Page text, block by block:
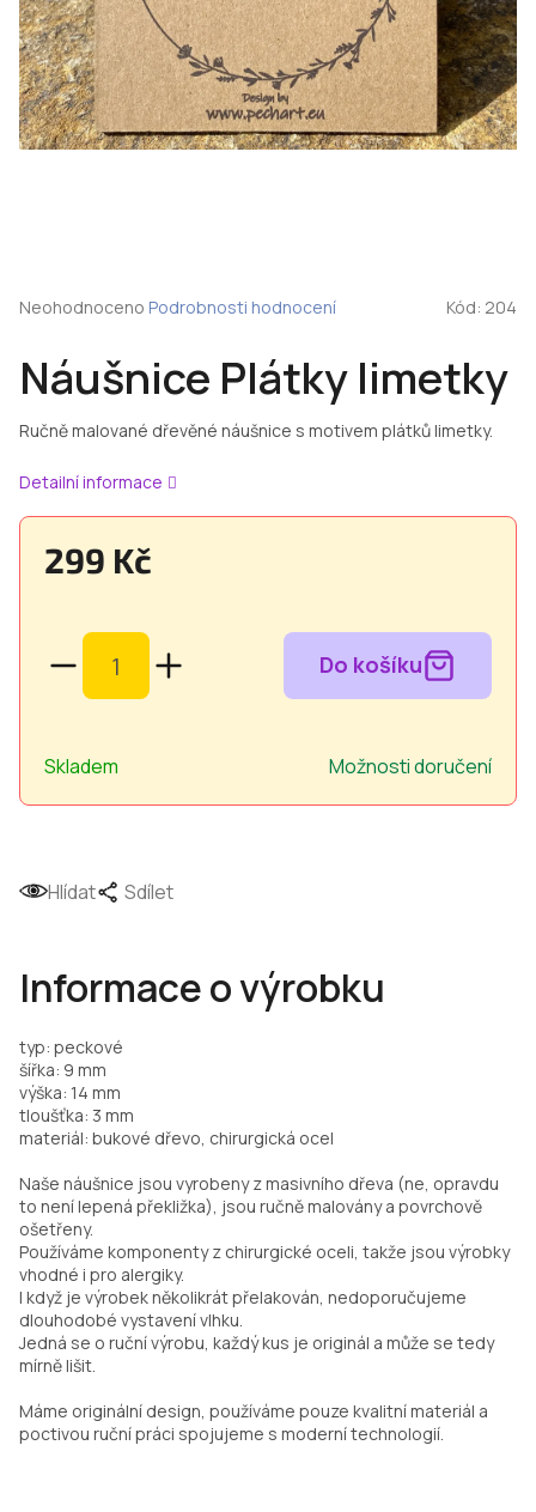
Náušnice Plátky limetky
Ručně malované dřevěné náušnice s motivem plátků limetky.
Detailní informace
Hlídat Sdílet
299 Kč
Skladem Možnosti doručení
Průměrné
je
0,0
z
5
Neohodnoceno Podrobnosti hodnocení Kód: 204
Informace o výrobku
typ: peckové
šířka: 9 mm
výška: 14 mm
tloušťka: 3 mm
materiál: bukové dřevo, chirurgická ocel
Naše náušnice jsou vyrobeny z masivního dřeva (ne, opravdu
to není lepená překližka), jsou ručně malovány a povrchově
ošetřeny.
Používáme komponenty z chirurgické oceli, takže jsou výrobky
vhodné i pro alergiky.
I když je výrobek několikrát přelakován, nedoporučujeme
dlouhodobé vystavení vlhku.
Jedná se o ruční výrobu, každý kus je originál a může se tedy
mírně lišit.
Máme originální design, používáme pouze kvalitní materiál a
poctivou ruční práci spojujeme s moderní technologií.